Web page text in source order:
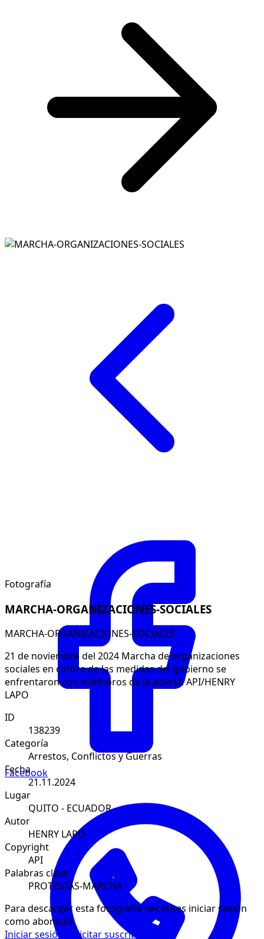
Facebook
Fotografía
MARCHA-ORGANIZACIONES-SOCIALES
MARCHA-ORGANIZACIONES-SOCIALES
21 de noviembre del 2024 Marcha de organizaciones
sociales en contra de las medidas del gobierno se
enfrentaron con miembros de la policía. API/HENRY
LAPO
ID
138239
Categoría
Arrestos, Conflictos y Guerras
Fecha
21.11.2024
Lugar
QUITO - ECUADOR
Autor
HENRY LAPO
Copyright
API
Palabras clave
PROTESTAS-MARCHA
Para descargar esta fotografía necesitas iniciar sesión
como abonado.
Iniciar sesión
Solicitar suscripción